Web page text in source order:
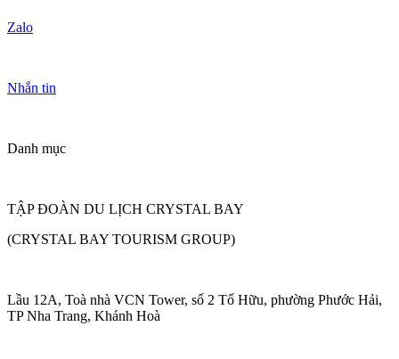
Zalo
Nhắn tin
Danh mục
TẬP ĐOÀN DU LỊCH CRYSTAL BAY
(CRYSTAL BAY TOURISM GROUP)
Lầu 12A, Toà nhà VCN Tower, số 2 Tố Hữu, phường Phước Hải,
TP Nha Trang, Khánh Hoà